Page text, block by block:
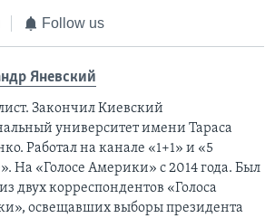
Follow us
Яневский
Закончил Киевский
университет имени Тараса
Работал на канале «1+1» и «5
На «Голосе Америки» с 2014 года. Был
двух корреспондентов «Голоса
освещавших выборы президента